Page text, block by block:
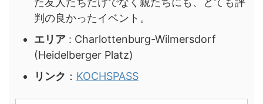
判の良かったイベント。
エリア: Charlottenburg-Wilmersdorf
(Heidelberger Platz)
リンク ： KOCHSPASS